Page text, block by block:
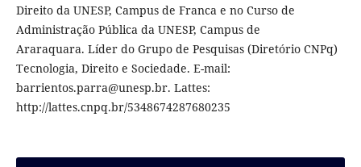
Direito da UNESP, Campus de Franca e no Curso de
Administração Pública da UNESP, Campus de
Araraquara. Líder do Grupo de Pesquisas (Diretório CNPq)
Tecnologia, Direito e Sociedade. E-mail:
barrientos.parra@unesp.br. Lattes:
http://lattes.cnpq.br/5348674287680235